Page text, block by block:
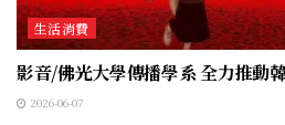
生活消費
影音/佛光大學傳播學系 全力推動
2026-06-07